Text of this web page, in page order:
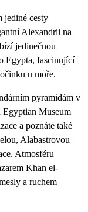
jediné cesty –
Alexandrii na
jedinečnou
Egypta, fascinující
u moře.
pyramidám v
Egyptian Museum
a poznáte také
Alabastrovou
Atmosféru
Khan el-
a ruchem